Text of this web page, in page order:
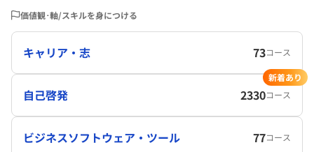
価値観･軸/スキルを身につける
キャリア・志 73コース
自己啓発 2330コース
新着あり
ビジネスソフトウェア・ツール 77コース